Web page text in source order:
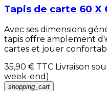
Tapis de carte 60 X
Avec ses dimensions
tapis offre amplement
cartes et jouer
35,90 € TTC Livraison
week-end)
shopping_cart